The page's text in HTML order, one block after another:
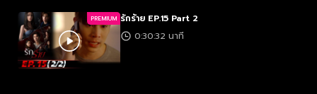
PREMIUM รักร้าย EP.15 Part 2
0:30:32 นาที